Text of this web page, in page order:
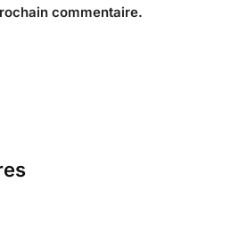
commentaire.